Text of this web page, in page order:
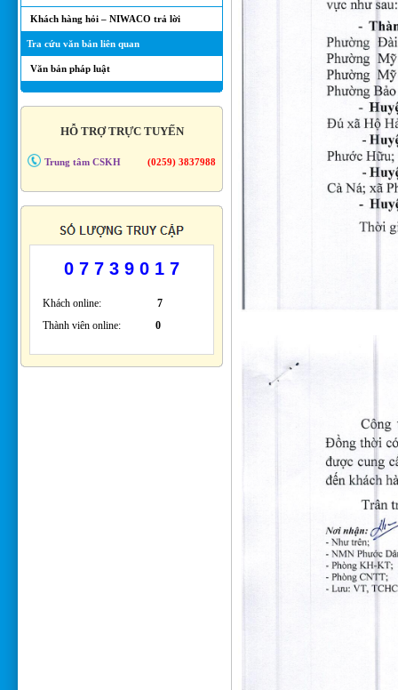
Khách hàng hỏi – NIWACO trả lời
Tra cứu văn bản liên quan
Văn bản pháp luật
HỖ TRỢ TRỰC TUYẾN
Trung tâm CSKH (0259) 3837988
0 7 7 3 9 0 1 7
Khách online: 7
Thành viên online: 0